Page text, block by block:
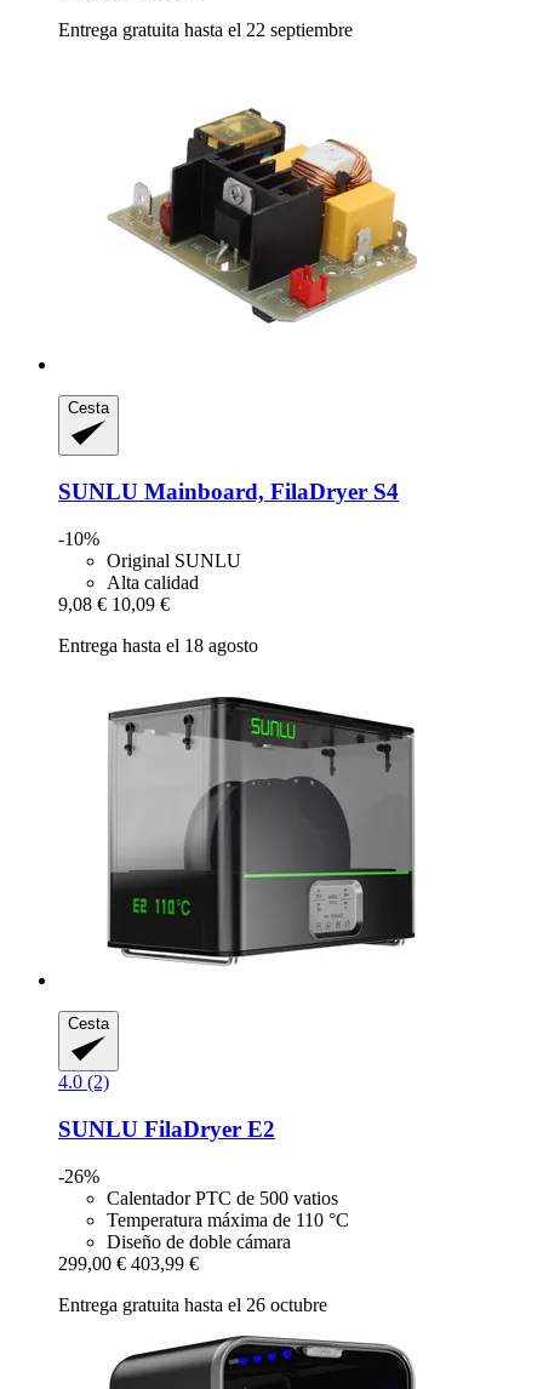
Entrega gratuita hasta el 22 septiembre
Cesta
SUNLU Mainboard, FilaDryer S4
-10%
Original SUNLU
Alta calidad
9,08 € 10,09 €
Entrega hasta el 18 agosto
Cesta
4.0 (2)
SUNLU FilaDryer E2
-26%
Calentador PTC de 500 vatios
Temperatura máxima de 110 °C
Diseño de doble cámara
299,00 € 403,99 €
Entrega gratuita hasta el 26 octubre